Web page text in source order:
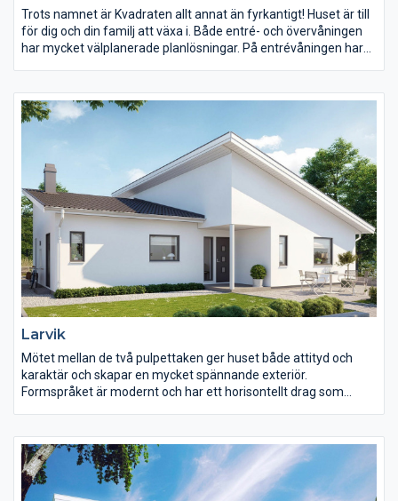
Trots namnet är Kvadraten allt annat än fyrkantigt! Huset är till
för dig och din familj att växa i. Både entré- och övervåningen
har mycket välplanerade planlösningar. På entrévåningen har
Larvik
Mötet mellan de två pulpettaken ger huset både attityd och
karaktär och skapar en mycket spännande exteriör.
Formspråket är modernt och har ett horisontellt drag som
bryter stilfullt av med höga fönsterpartier och bidrar till en
intressant och lekfull helhet.